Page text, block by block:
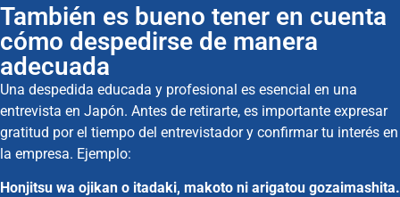
También es bueno tener en cuenta
cómo despedirse de manera
adecuada
Una despedida educada y profesional es esencial en una
entrevista en Japón. Antes de retirarte, es importante expresar
gratitud por el tiempo del entrevistador y confirmar tu interés en
la empresa. Ejemplo:
Honjitsu wa ojikan o itadaki, makoto ni arigatou gozaimashita.